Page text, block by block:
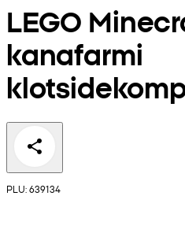
LEGO
kanafarmi
PLU: 639134